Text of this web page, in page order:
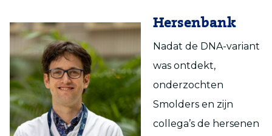
Hersenbank
Nadat de DNA-variant
was ontdekt,
onderzochten
Smolders en zijn
collega’s de hersenen